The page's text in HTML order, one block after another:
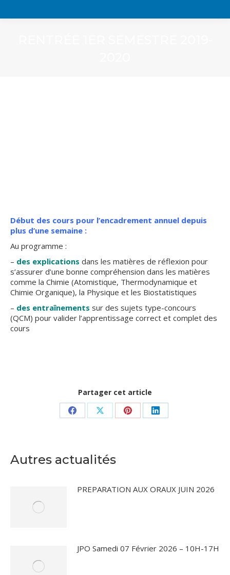
Début des cours pour l’encadrement annuel depuis
plus d’une semaine :
Au programme :
– des explications dans les matières de réflexion pour
s’assurer d’une bonne compréhension dans les matières
comme la Chimie (Atomistique, Thermodynamique et
Chimie Organique), la Physique et les Biostatistiques
– des entraînements sur des sujets type-concours
(QCM) pour valider l’apprentissage correct et complet des
cours
Partager cet article
PartagerPartagerPartagerPartager
Autres actualités
PREPARATION AUX ORAUX JUIN 2026
JPO Samedi 07 Février 2026 – 10H-17H